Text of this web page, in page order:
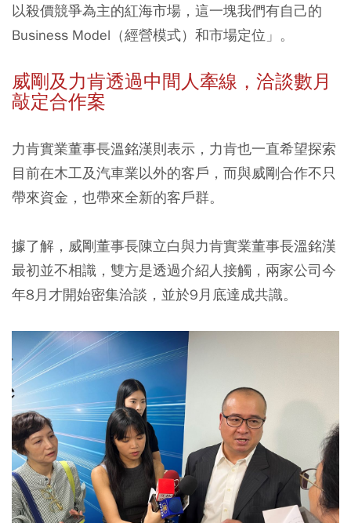
以殺價競爭為主的紅海市場，這一塊我們有自己的
Business Model（經營模式）和市場定位」。
威剛及力肯透過中間人牽線，洽談數月
敲定合作案
力肯實業董事長溫銘漢則表示，力肯也一直希望探索
目前在木工及汽車業以外的客戶，而與威剛合作不只
帶來資金，也帶來全新的客戶群。
據了解，威剛董事長陳立白與力肯實業董事長溫銘漢
最初並不相識，雙方是透過介紹人接觸，兩家公司今
年8月才開始密集洽談，並於9月底達成共識。